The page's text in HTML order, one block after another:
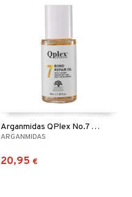
Arganmidas QPlex No.7 Bond Repair Oil
ARGANMIDAS
20,95 €